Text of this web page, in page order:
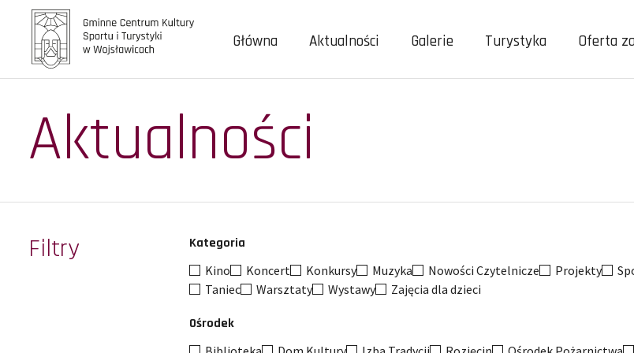
Główna Aktualności Galerie Turystyka Oferta
Aktualności
Filtry Kategoria
Kino Koncert Konkursy Muzyka Nowości Czytelnicze Projekty
Taniec
Warsztaty Wystawy Zajęcia dla dzieci
Ośrodek